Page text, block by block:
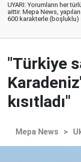
UYARI: Yorumların her
aittir. Mepa News,
600 karakterle (boşluklu)
"Türkiye
kısıtladı"
Mepa News >